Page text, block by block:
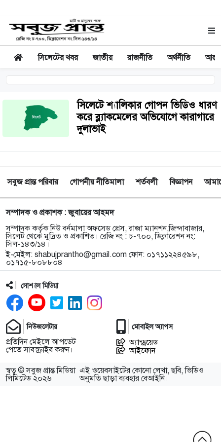
সিলেটের খবর জাতীয় রাজনীতি অর্থনীতি
সিলেটে শ্যালিকার গোপন ভিডিও ধারণ
করে ব্ল্যাকমেলের অভিযোগে কারাগারে
দুলাভাই
সবুজ প্রান্ত পরিবার গোপনীয় নীতিমালা শর্তবলী বিজ্ঞাপন
সম্পাদক ও প্রকাশক : জুবায়ের আহমদ
সম্পাদক কর্তৃক নিউ বর্নমালা অফসেড প্রেস, রাজা ম্যানশন,জিন্দাবাজার,
সিলেট থেকে মুদ্রিত ও প্রকাশিত। রেজি নং : চ-৭০০, ডিক্লারেশন নং:
সিল-১৪৩/১৪।
ই-মেইল: shabujprantho@gmail.com ফোন: ০১৭১১২২৪৫৯৮,
০১৭১৫-৮০৮৮০৪
সোশ্যাল মিডিয়া
নিউজলেটার
প্রতিদিন মেইলে আপডেট
পেতে সাবস্ক্রাইব করুন।
মোবাইল অ্যাপস
অ্যান্ড্রয়েড
আইফোন
স্বত্ব © সবুজ প্রান্ত মিডিয়া
লিমিটেড ২০২৬
এই ওয়েবসাইটের কোনো লেখা, ছবি, ভিডিও
অনুমতি ছাড়া ব্যবহার বেআইনি।